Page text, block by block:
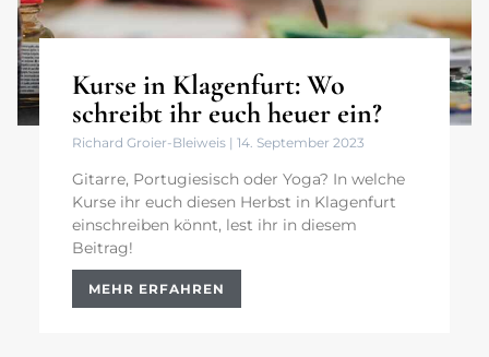
Kurse in Klagenfurt: Wo
schreibt ihr euch heuer ein?
Richard Groier-Bleiweis 14. September 2023
Gitarre, Portugiesisch oder Yoga? In welche
Kurse ihr euch diesen Herbst in Klagenfurt
einschreiben könnt, lest ihr in diesem
Beitrag!
MEHR ERFAHREN